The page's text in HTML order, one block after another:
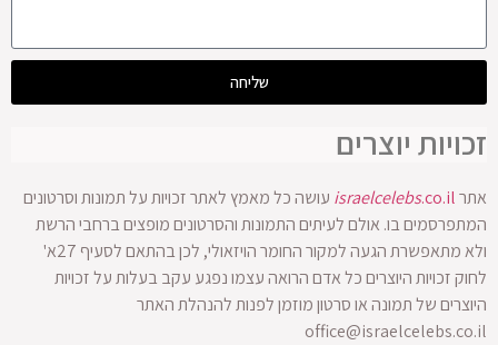
שליחה
זכויות יוצרים
אתר israelcelebs.co.il
עושה כל מאמץ לאתר זכויות על תמונות וסרטונים
המתפרסמים בו. אולם לעיתים התמונות והסרטונים מופצים ברחבי הרשת
ולא מתאפשרת הגעה למקור החומר הויזאולי, לכן בהתאם לסעיף 27א'
לחוק זכויות היוצרים כל אדם הרואה עצמו נפגע עקב בעלות על זכויות
היוצרים של תמונה או סרטון מוזמן לפנות להנהלת האתר
office@israelcelebs.co.il